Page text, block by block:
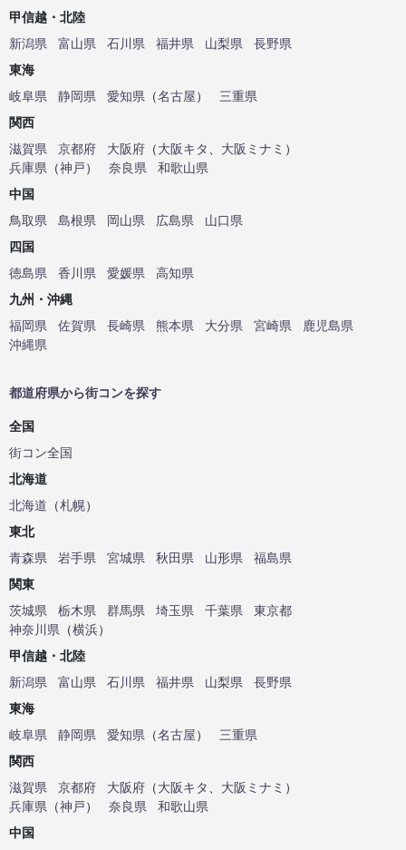
甲信越・北陸
新潟県
富山県 石川県 福井県 山梨県
長野県
東海
岐阜県
静岡県 愛知県 （名古屋）
三重県
関西
滋賀県
京都府 大阪府 （大阪キタ 大阪ミナミ ）
兵庫県 （神戸） 奈良県
和歌山県
中国
鳥取県
島根県 岡山県 広島県
山口県
四国
徳島県
香川県 愛媛県
高知県
九州・沖縄
福岡県
佐賀県 長崎県 熊本県 大分県 宮崎県
鹿児島県
沖縄県
都道府県から街コンを探す
全国
街コン全国
北海道
北海道 （札幌）
東北
青森県
岩手県 宮城県 秋田県 山形県
福島県
関東
茨城県
栃木県 群馬県 埼玉県 千葉県
東京都
神奈川県 （横浜）
甲信越・北陸
新潟県
富山県 石川県 福井県 山梨県
長野県
東海
岐阜県
静岡県 愛知県 （名古屋）
三重県
関西
滋賀県
京都府 大阪府 （大阪キタ 大阪ミナミ ）
兵庫県 （神戸） 奈良県
和歌山県
中国